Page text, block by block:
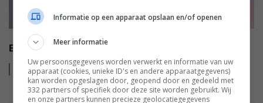
EISA MOBILE AWARDS 2022-2023
Leesmeer
Informatie op een apparaat opslaan en/of openen
Meer informatie
Uw persoonsgegevens worden verwerkt en informatie van uw
apparaat (cookies, unieke ID's en andere apparaatgegevens)
kan worden opgeslagen door, geopend door en gedeeld met
332 partners of specifiek door deze site worden gebruikt. Wij
en onze partners kunnen precieze geolocatiegegevens